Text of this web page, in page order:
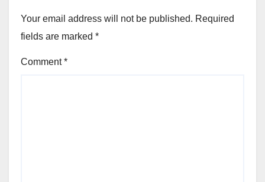
Your email address will not be published. Required
fields are marked *
Comment*